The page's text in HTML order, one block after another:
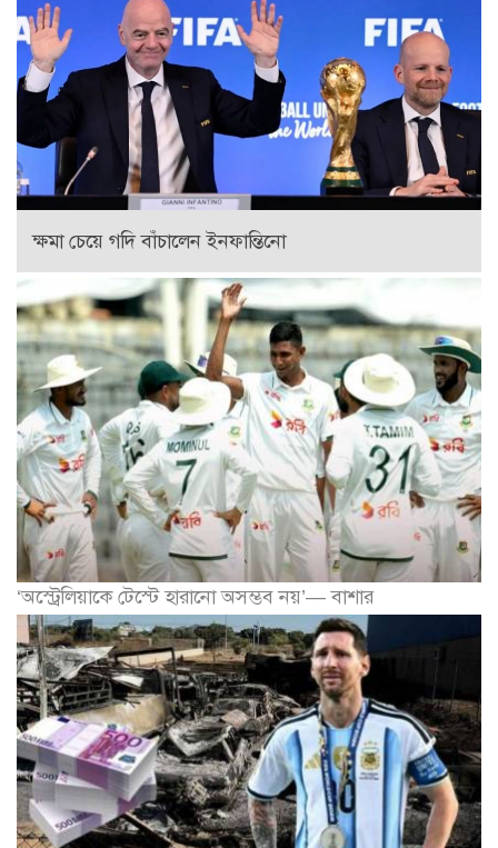
ক্ষমা চেয়ে গদি বাঁচালেন ইনফান্তিনো
‘অস্ট্রেলিয়াকে টেস্টে হারানো অসম্ভব নয়’— বাশার